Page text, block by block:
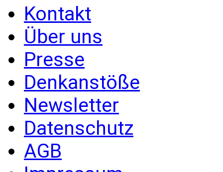
Kontakt
Über uns
Presse
Denkanstöße
Newsletter
Datenschutz
AGB